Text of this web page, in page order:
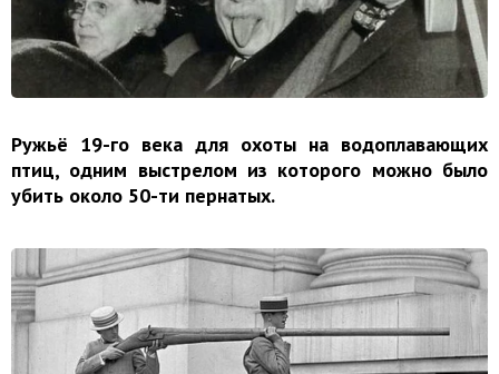
Ружьё 19-го века для охоты на водоплавающих
птиц, одним выстрелом из которого можно было
убить около 50-ти пернатых.